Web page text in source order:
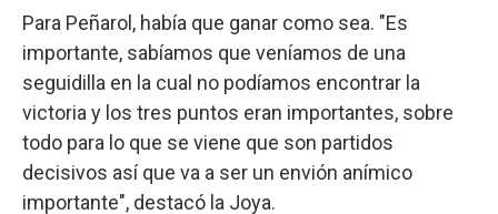
Para Peñarol, había que ganar como sea. "Es
importante, sabíamos que veníamos de una
seguidilla en la cual no podíamos encontrar la
victoria y los tres puntos eran importantes, sobre
todo para lo que se viene que son partidos
decisivos así que va a ser un envión anímico
importante", destacó la Joya.